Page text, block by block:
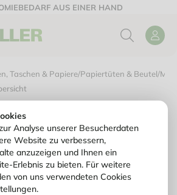
Analyse unserer Besucherdaten
Website zu verbessern,
anzuzeigen und Ihnen ein
Erlebnis zu bieten. Für weitere
von uns verwendeten Cookies
AUS EINER HAND
Taschen & Papiere/Papiertüten & Beutel/